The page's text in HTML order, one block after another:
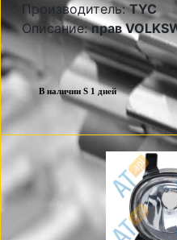
Производитель:TYC
Описание:прав
В наличии S 1 дней